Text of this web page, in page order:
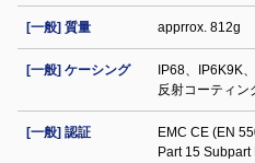
[一般] 質量 apprrox. 812g
[一般] ケーシング
IP68、IP6K9K
反射コーティン
[一般] 認証
EMC CE (EN
Part 15 Subpart